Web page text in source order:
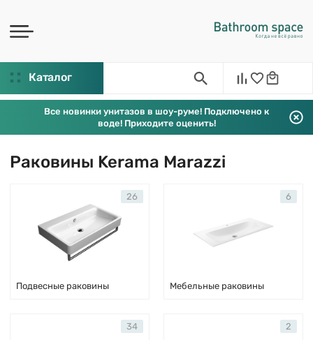
Каталог
Все новинки унитазов в шоу-руме! Подключено к
воде! Приходите оценить!
Раковины Kerama Marazzi
Подвесные раковины
26
Мебельные раковины
6
34 2